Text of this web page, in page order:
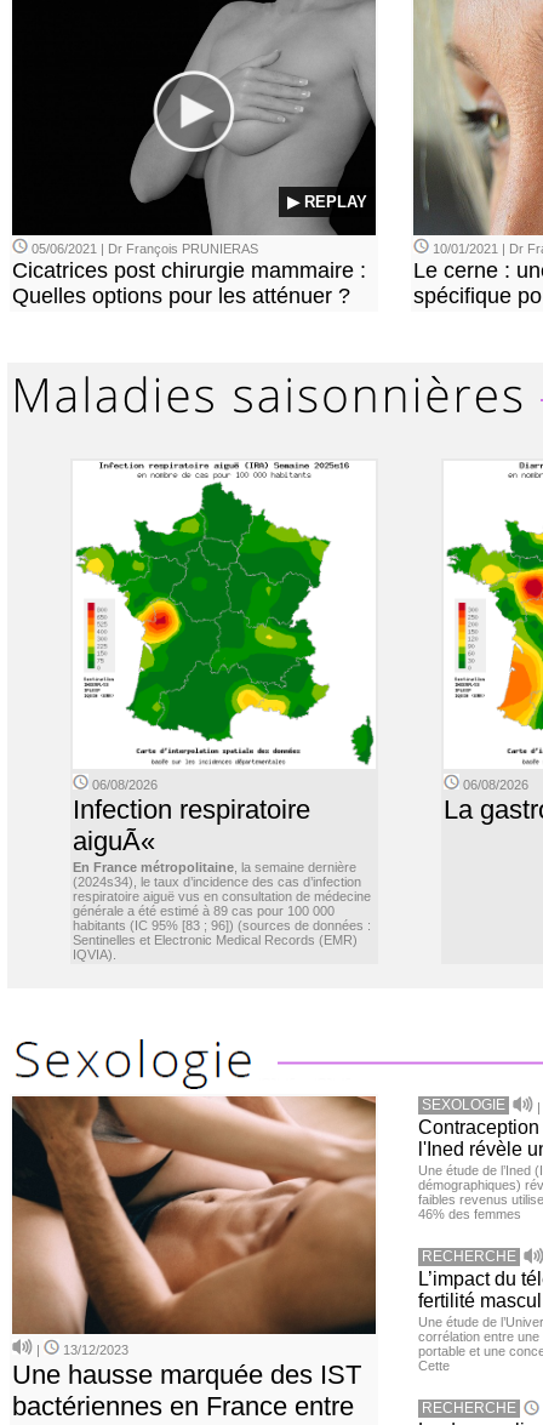
▶ REPLAY
05/06/2021 | Dr François PRUNIERAS
Cicatrices post chirurgie mammaire :
Quelles options pour les atténuer ?
10/01/2021 | Dr
Le cerne :
spécifique
06/08/2026
Infection respiratoire
aiguÃ«
En France métropolitaine , la semaine dernière
(2024s34), le taux d’incidence des cas d’infection
respiratoire aiguë vus en consultation de médecine
générale a été estimé à 89 cas pour 100 000
habitants (IC 95% [83 ; 96]) (sources de données :
Sentinelles et Electronic Medical Records (EMR)
IQVIA).
06/08/2026
La
| 13/12/2023
Une hausse marquée des IST
bactériennes en France entre
SEXOLOGIE |
l'Ined révèle
Une étude de l’Ined
démographiques)
faibles revenus
46% des femmes
RECHERCHE
L’impact du
fertilité
Une étude de
corrélation entre une
portable et une
Cette
RECHERCHE